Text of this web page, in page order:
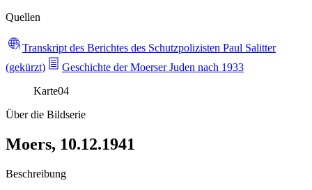
Quellen
Transkript des Berichtes des Schutzpolizisten Paul Salitter
(gekürzt)
Geschichte der Moerser Juden nach 1933
Karte04
Über die Bildserie
Moers, 10.12.1941
Beschreibung